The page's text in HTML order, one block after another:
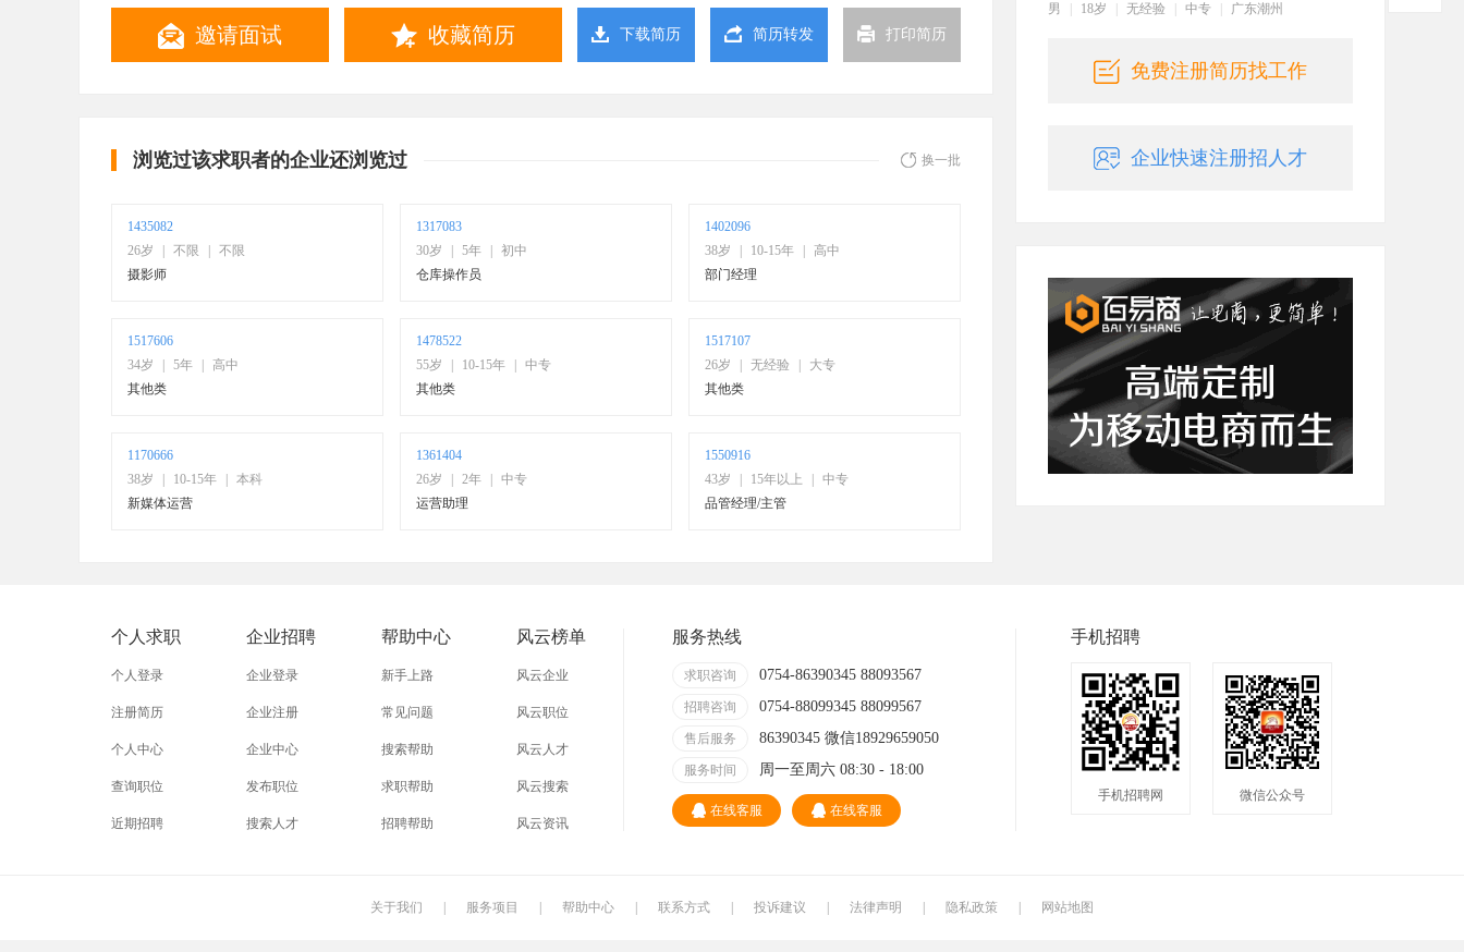
邀请面试 收藏简历 下载简历 简历转发 打印简历
浏览过该求职者的企业还浏览过 换一批
1435082
26岁
不限
不限
摄影师
1317083
30岁
5年
初中
仓库操作员
1402096
38岁
10-15年
高中
部门经理
1517606
34岁
5年
高中
其他类
1478522
55岁
10-15年
中专
其他类
1517107
26岁
无经验
大专
其他类
1170666
38岁
10-15年
本科
新媒体运营
1361404
26岁
2年
中专
运营助理
1550916
43岁
15年以上
中专
品管经理/主管
男 18岁 无经验 中专 广东潮州
免费注册简历找工作
企业快速注册招人才
个人求职
个人登录
注册简历
个人中心
查询职位
近期招聘
企业招聘
企业登录
企业注册
企业中心
发布职位
搜索人才
帮助中心
新手上路
常见问题
搜索帮助
求职帮助
招聘帮助
风云榜单
风云企业
风云职位
风云人才
风云搜索
风云资讯
服务热线
求职咨询 0754-86390345 88093567
招聘咨询 0754-88099345 88099567
售后服务 86390345 微信18929659050
服务时间 周一至周六 08:30 - 18:00
在线客服 在线客服
手机招聘
手机招聘网 微信公众号
关于我们 服务项目 帮助中心 联系方式 投诉建议 法律声明 隐私政策 网站地图